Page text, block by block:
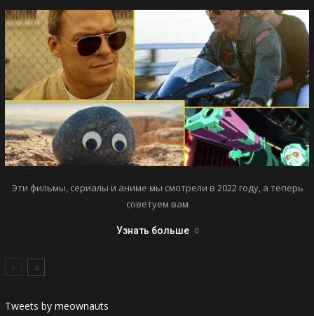
Эти фильмы, сериалы и аниме мы смотрели в 2022 году, а теперь
советуем вам
Узнать больше
Tweets by meownauts